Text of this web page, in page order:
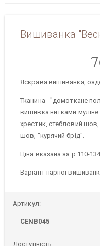
Вишиванка
Яскрава вишиванка,
Тканина - "домоткане
вишивка нитками муліне
хрестик, стебловий шов,
шов, "курячий брід".
Ціна вказана за р.110-
Варіант парної
Артикул:
CENB045
Доступність: